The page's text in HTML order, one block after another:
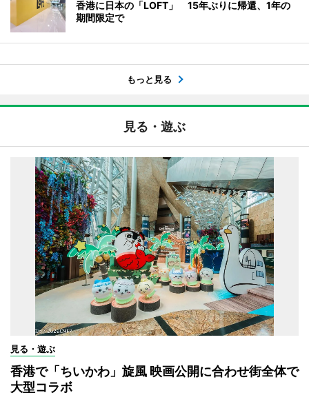
香港に日本の「LOFT」 15年ぶりに帰還、1年の
期間限定で
もっと見る
見る・遊ぶ
見る・遊ぶ
香港で「ちいかわ」旋風 映画公開に合わせ街全体で
大型コラボ